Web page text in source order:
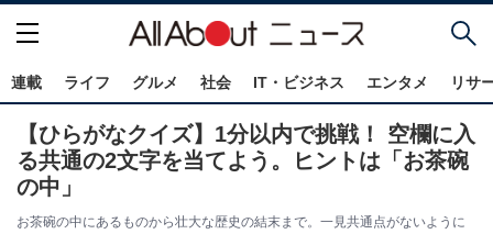
連載 ライフ グルメ 社会 IT・ビジネス エンタメ リサ
【ひらがなクイズ】1分以内で挑戦！ 空欄に入
る共通の2文字を当てよう。ヒントは「お茶碗
の中」
お茶碗の中にあるものから壮大な歴史の結末まで。一見共通点がないように